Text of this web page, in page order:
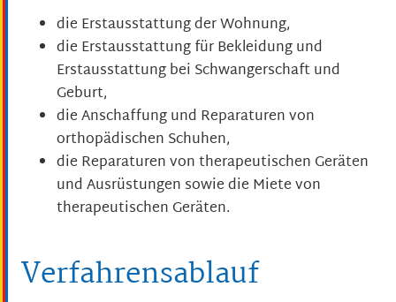
die Erstausstattung der Wohnung,
die Erstausstattung für Bekleidung und
Erstausstattung bei Schwangerschaft und
Geburt,
die Anschaffung und Reparaturen von
orthopädischen Schuhen,
die Reparaturen von therapeutischen Geräten
und Ausrüstungen sowie die Miete von
therapeutischen Geräten.
Verfahrensablauf